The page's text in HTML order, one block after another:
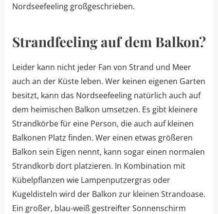
Nordseefeeling großgeschrieben.
Strandfeeling auf dem Balkon?
Leider kann nicht jeder Fan von Strand und Meer
auch an der Küste leben. Wer keinen eigenen Garten
besitzt, kann das Nordseefeeling natürlich auch auf
dem heimischen Balkon umsetzen. Es gibt kleinere
Strandkörbe für eine Person, die auch auf kleinen
Balkonen Platz finden. Wer einen etwas größeren
Balkon sein Eigen nennt, kann sogar einen normalen
Strandkorb dort platzieren. In Kombination mit
Kübelpflanzen wie Lampenputzergras oder
Kugeldisteln wird der Balkon zur kleinen Strandoase.
Ein großer, blau-weiß gestreifter Sonnenschirm